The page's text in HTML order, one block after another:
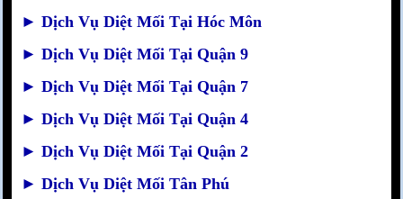
► Dịch Vụ Diệt Mối Tại Hóc Môn
► Dịch Vụ Diệt Mối Tại Quận 9
► Dịch Vụ Diệt Mối Tại Quận 7
► Dịch Vụ Diệt Mối Tại Quận 4
► Dịch Vụ Diệt Mối Tại Quận 2
► Dịch Vụ Diệt Mối Tân Phú